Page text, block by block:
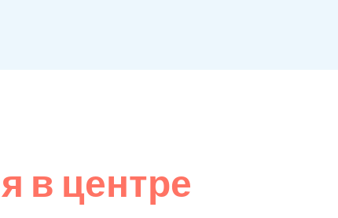
в центре